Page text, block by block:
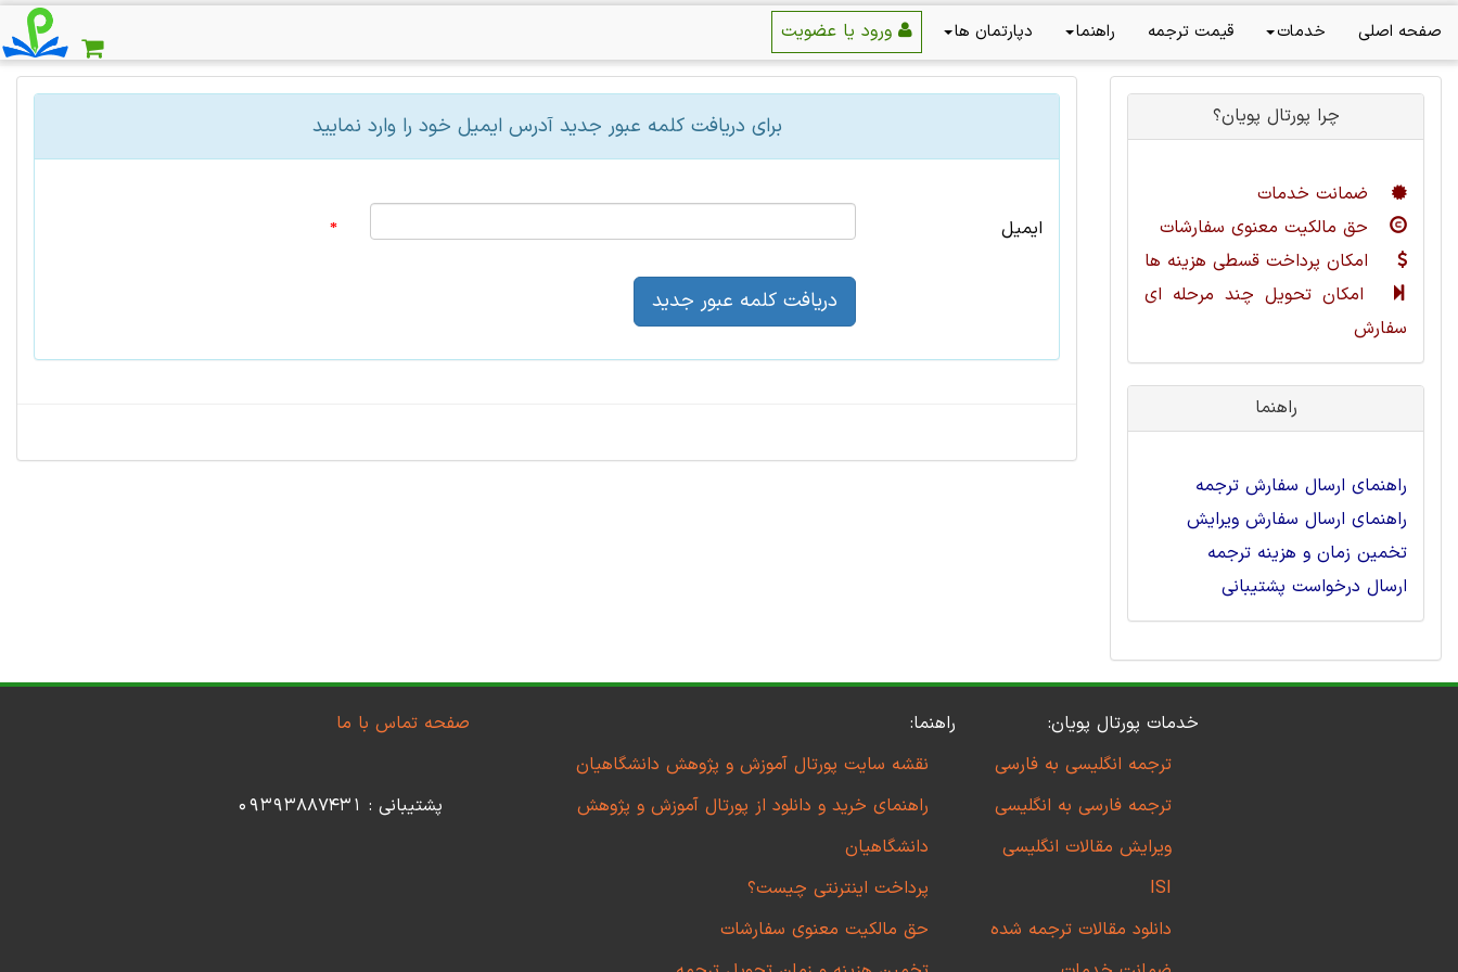
صفحه اصلی خدمات قیمت ترجمه راهنما دپارتمان ها
برای دریافت کلمه عبور جدید آدرس ایمیل خود را وارد نمایید
ایمیل *
چرا پورتال پویان؟
ضمانت خدمات
حق مالکیت معنوی سفارشات
امکان پرداخت قسطی هزینه ها
امکان تحویل چند مرحله ای
سفارش
راهنما
راهنمای ارسال سفارش ترجمه
راهنمای ارسال سفارش ویرایش
تخمین زمان و هزینه ترجمه
ارسال درخواست پشتیبانی
خدمات پورتال پویان:
ترجمه انگلیسی به فارسی
ترجمه فارسی به انگلیسی
ویرایش مقالات انگلیسی
ISI
دانلود مقالات ترجمه شده
راهنما:
نقشه سایت پورتال آموزش و پژوهش دانشگاهیان
راهنمای خرید و دانلود از پورتال آموزش و پژوهش
دانشگاهیان
پرداخت اینترنتی چیست؟
حق مالکیت معنوی سفارشات
صفحه تماس با ما
پشتیبانی : 09393887431